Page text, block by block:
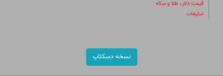
قیمت دلار، طلا و سکه
تبلیغات
نسخه دسکتاپ